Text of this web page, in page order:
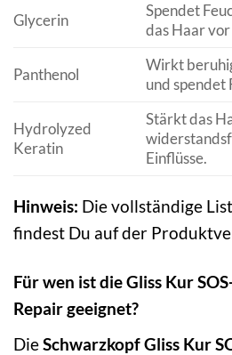
Glycerin
Spendet
das Haar
Panthenol
Wirkt
und spendet
Hydrolyzed
Keratin
Stärkt das
Einflüsse.
Hinweis: Die vollständige
findest Du auf der
Für wen ist die Gliss Kur
Repair geeignet?
DieSchwarzkopf Gliss Kur